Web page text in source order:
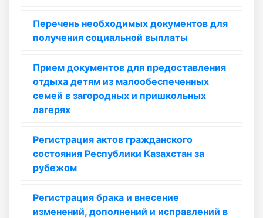
Перечень необходимых документов для
получения социальной выплаты
Прием документов для предоставления
отдыха детям из малообеспеченных
семей в загородных и пришкольных
лагерях
Регистрация актов гражданского
состояния Республики Казахстан за
рубежом
Регистрация брака и внесение
изменений, дополнений и исправлений в